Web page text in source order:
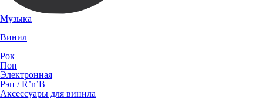
Музыка
Винил
Рок
Поп
Электронная
Рэп / R’n’B
Аксессуары для винила